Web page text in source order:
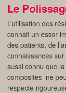
Le
L’utilisation des
connait un essor
des patients, de
connaissances
aussi connu que
composites ne
respecte